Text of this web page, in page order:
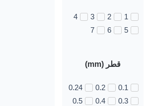
1
2
3
4
5
6
7
قطر (mm)
0.1
0.2
0.24
0.3
0.4
0.5